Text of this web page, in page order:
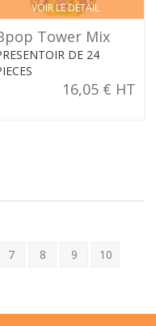
VOIR LE DÉTAIL
Tower Mix
DE 24
16,05 € HT
7 8 9
10